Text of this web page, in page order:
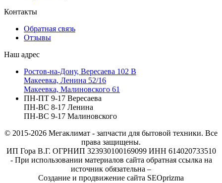
Контакты
Обратная связь
Отзывы
Наш адрес
Ростов-на-Дону, Вересаева 102 В
Макеевка, Ленина 52/16
Макеевка, Малиновского 61
ПН-ПТ 9-17 Вересаева
ПН-ВС 8-17 Ленина
ПН-ВС 9-17 Малиновского
© 2015-2026 Мегаклимат - запчасти для бытовой техники. Все
права защищены.
ИП Гора В.Г. ОГРНИП 323930100169099 ИНН 614020733510
- При использовании материалов сайта обратная ссылка на
источник обязательна –
Создание и продвижение сайта SEOprizma